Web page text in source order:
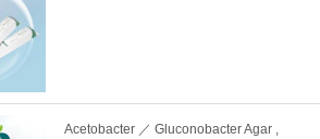
Acetobacter ／ Gluconobacter Agar ,